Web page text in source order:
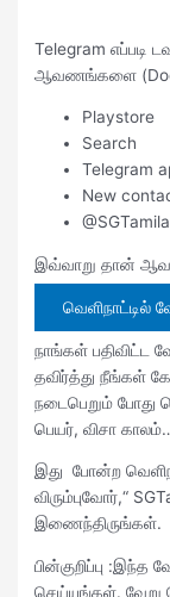
Telegram எப்படி
ஆவணங்களை
Playstore
Search
Telegram
New
இவ்வாறு தான்
வெளிநாட்டில்
நாங்கள் பதிவிட்ட
தவிர்த்து நீங்கள்
நடைபெறும் போது
பெயர், விசா
இது போன்ற
விரும்புவோர்,“
இணைந்திருங்கள்.
பின்குறிப்பு :இந்த
செய்யுங்கள். வேறு